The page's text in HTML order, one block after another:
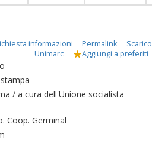
informazioni Permalink
Scarico
Unimarc
Aggiungi a preferiti
/ a cura dell'Unione socialista
Coop. Germinal